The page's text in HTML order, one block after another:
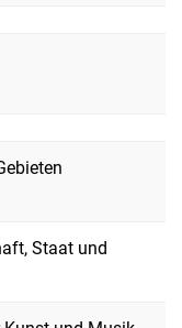
Staat und